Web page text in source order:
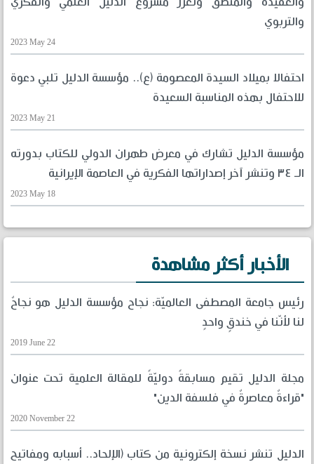
والتربوي
2023 May 24
احتفالا بميلاد السيدة المعصومة (ع).. مؤسسة الدليل تلبي دعوة
للاحتفال بهذه المناسبة السعيدة
2023 May 21
مؤسسة الدليل تشارك في معرض طهران الدولي للكتاب بدورته
الـ ٣٤ وتنشر آخر إصداراتها الفكرية في العاصمة الإيرانية
2023 May 18
الأخبار أكثر مشاهدة
رئيس جامعة المصطفى العالميّة: نجاح مؤسسة الدليل هو نجاحٌ
لنا لأنّنا في خندقٍ واحدٍ
2019 June 22
مجلة الدليل تقيم مسابقةً دوليّةً للمقالة العلمية تحت عنوان
"قراءةٌ معاصرةٌ في فلسفة الدين"
2020 November 22
الدليل تنشر نسخة إلكترونية من كتاب (الإلحاد.. أسبابه ومفاتيح